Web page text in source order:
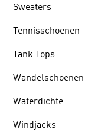
Sweaters
Tennisschoenen
Tank Tops
Wandelschoenen
Waterdichte
Windjacks